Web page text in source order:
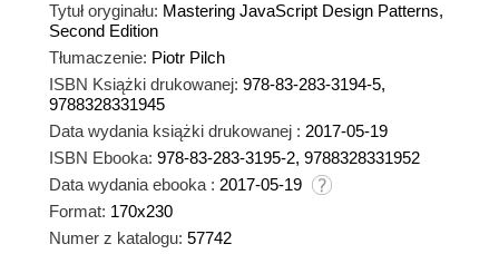
Tytuł oryginału: Mastering JavaScript Design Patterns,
Second Edition
Tłumaczenie: Piotr Pilch
ISBN Książki drukowanej: 978-83-283-3194-5,
9788328331945
Data wydania książki drukowanej : 2017-05-19
ISBN Ebooka: 978-83-283-3195-2, 9788328331952
Data wydania ebooka : 2017-05-19
Format: 170x230
Numer z katalogu: 57742